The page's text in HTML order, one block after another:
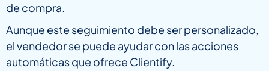
de compra.
Aunque este seguimiento debe ser personalizado,
el vendedor se puede ayudar con las acciones
automáticas que ofrece Clientify.